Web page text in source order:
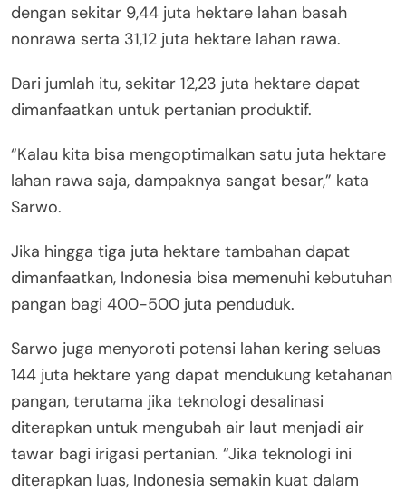
dengan sekitar 9,44 juta hektare lahan basah
nonrawa serta 31,12 juta hektare lahan rawa.
Dari jumlah itu, sekitar 12,23 juta hektare dapat
dimanfaatkan untuk pertanian produktif.
“Kalau kita bisa mengoptimalkan satu juta hektare
lahan rawa saja, dampaknya sangat besar,” kata
Sarwo.
Jika hingga tiga juta hektare tambahan dapat
dimanfaatkan, Indonesia bisa memenuhi kebutuhan
pangan bagi 400-500 juta penduduk.
Sarwo juga menyoroti potensi lahan kering seluas
144 juta hektare yang dapat mendukung ketahanan
pangan, terutama jika teknologi desalinasi
diterapkan untuk mengubah air laut menjadi air
tawar bagi irigasi pertanian. “Jika teknologi ini
diterapkan luas, Indonesia semakin kuat dalam